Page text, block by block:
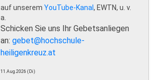
auf unserem YouTube-Kanal, EWTN, u. v.
a.
Schicken Sie uns Ihr Gebetsanliegen
an: gebet@hochschule-
heiligenkreuz.at
11.Aug.2026 (Di)